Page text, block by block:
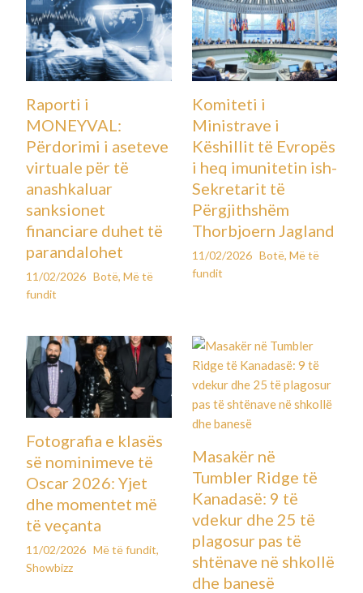
Raporti i
MONEYVAL:
Përdorimi i aseteve
virtuale për të
anashkaluar
sanksionet
financiare duhet të
parandalohet
11/02/2026 Botë,Më të
fundit
Komiteti i
Ministrave i
Këshillit të Evropës
i heq imunitetin ish-
Sekretarit të
Përgjithshëm
Thorbjoern Jagland
11/02/2026 Botë, Më të
fundit
Fotografia e klasës
së nominimeve të
Oscar 2026: Yjet
dhe momentet më
të veçanta
11/02/2026 Më të fundit,
Showbizz
Masakër në
Tumbler Ridge të
Kanadasë: 9 të
vdekur dhe 25 të
plagosur pas të
shtënave në shkollë
dhe banesë